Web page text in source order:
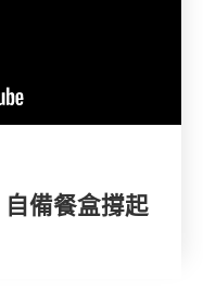
自備餐盒撐起